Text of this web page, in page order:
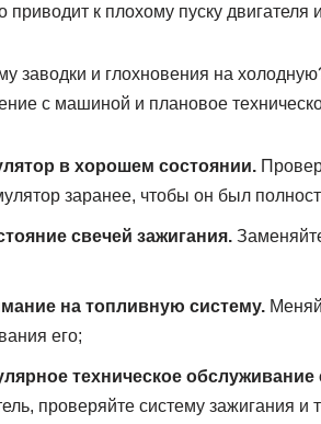
приводит к плохому пуску двигателя
заводки и глохновения на
с машиной и плановое
в хорошем состоянии.
заранее, чтобы он был
свечей зажигания.
на топливную систему.
его;
техническое
проверяйте систему зажигания